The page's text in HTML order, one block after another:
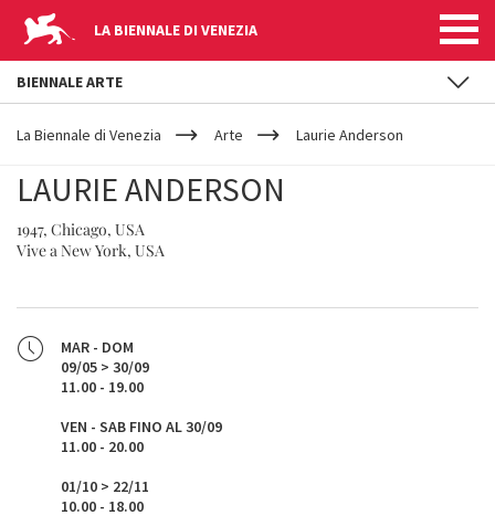
LA BIENNALE DI VENEZIA
YOUR
ARE
La Biennale di Venezia Arte Laurie Anderson
LAURIE ANDERSON
1947, Chicago, USA
Vive a New York, USA
MAR - DOM
09/05 > 30/09
11.00 - 19.00
VEN - SAB FINO AL 30/09
11.00 - 20.00
01/10 > 22/11
10.00 - 18.00
BIENNALE ARTE